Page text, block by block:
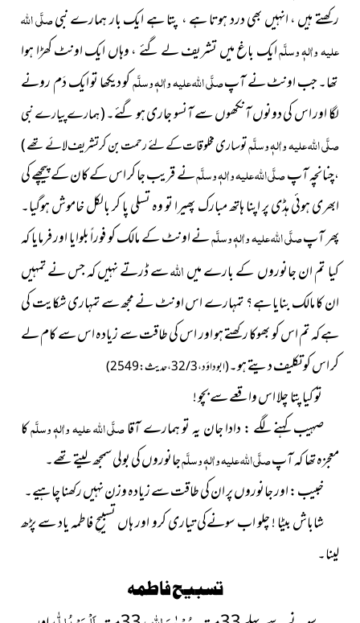
رکھتے ہیں ، انہیں بھی درد ہوتا ہے ، پتا ہے ایک بار ہمارے نبیصلَّی اللہ
علیہ واٰلہٖ وسلَّمایک باغ میں تشریف لے گئے ، وہاں ایک اونٹ کھڑا ہوا
تھا۔ جب اونٹ نے آپصلَّی اللہ علیہ واٰلہٖ وسلَّمکو دیکھا تو ایک دَم رونے
لگا اور اس کی دونوں آنکھوں سے آنسو جاری ہو گئے۔( ہمارے پیارے نبی
صلَّی اللہ علیہ واٰلہٖ وسلَّمتو ساری مخلوقات کے لئے رحمت بن کر تشریف لائے تھے )
،چنانچہ آپصلَّی اللہ علیہ واٰلہٖ وسلَّمنے قریب جا کر اس کے کان کے پیچھے کی
ابھری ہوئی ہڈی پر اپنا ہاتھ مبارک پھیرا تو وہ تسلی پا کر بالکل خاموش ہوگیا۔
پھر آپصلَّی اللہ علیہ واٰلہٖ وسلَّمنے اونٹ کے مالک کو فوراً بلوایا اور فرمایا کہ
کیا تم ان جانوروں کے بارے میںاللہسے ڈرتے نہیں کہ جس نے تمہیں
ان کا مالک بنایا ہے ؟ تمہارے اس اونٹ نے مجھ سے تمہاری شکایت کی
ہے کہ تم اس کو بھوکا رکھتے ہو اور اس کی طاقت سے زیادہ اس سے کام لے
کر اس کو تکلیف دیتے ہو۔( ابوداؤد ، 3 / 32 ، حدیث : 2549 )
تو کیا پتا چلا اس واقعے سے بچو !
صہیب کہنے لگے : دادا جان یہ تو ہمارے آقاصلَّی اللہ علیہ واٰلہٖ وسلَّمکا
معجزہ تھا کہ آپصلَّی اللہ علیہ واٰلہٖ وسلَّمجانوروں کی بولی سمجھ لیتے تھے۔
خبیب : اور جانوروں پر ان کی طاقت سے زیادہ وزن نہیں رکھنا چاہیے۔
شاباش بیٹا ! چلو اب سونےکی تیاری کرو اور ہاں تسبیحِ فاطمہ یاد سے پڑھ
لینا۔
تسبیح فاطمہ